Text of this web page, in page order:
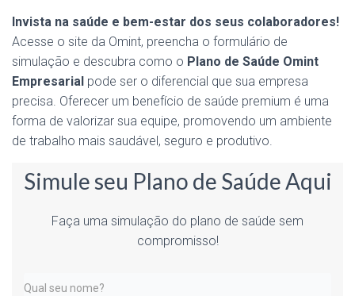
Invista na saúde e bem-estar dos seus colaboradores!
Acesse o site da Omint, preencha o formulário de
simulação e descubra como o Plano de Saúde Omint
Empresarial pode ser o diferencial que sua empresa
precisa. Oferecer um benefício de saúde premium é uma
forma de valorizar sua equipe, promovendo um ambiente
de trabalho mais saudável, seguro e produtivo.
Simule seu Plano de Saúde Aqui
Faça uma simulação do plano de saúde sem
compromisso!